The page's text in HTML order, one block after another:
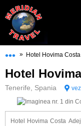
••• » Hotel Hovima
Hotel
Tenerife, Spania
Hotel Hovima Costa